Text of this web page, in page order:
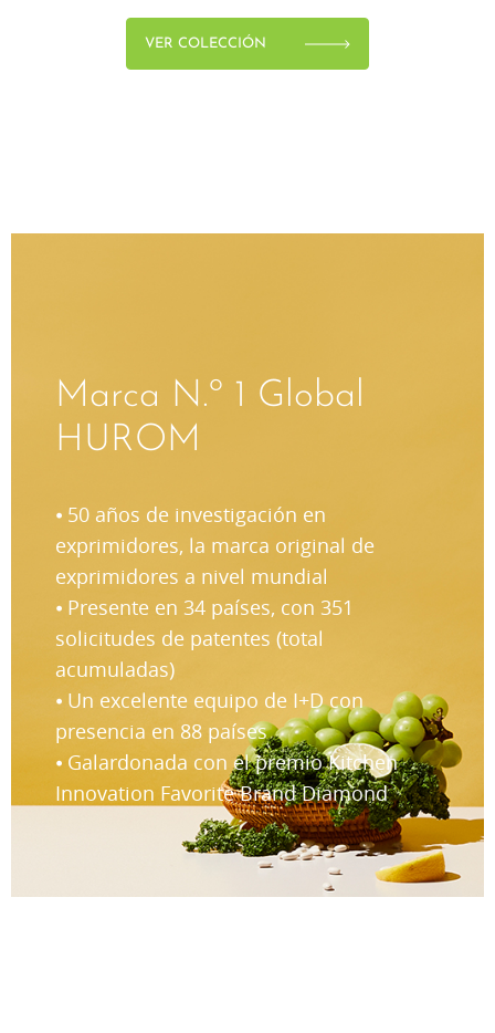
VER COLECCIÓN
Marca N.º 1 Global
HUROM
⦁ 50 años de investigación en
exprimidores, la marca original de
exprimidores a nivel mundial
⦁ Presente en 34 países, con 351
solicitudes de patentes (total
acumuladas)
⦁ Un excelente equipo de I+D con
presencia en 88 países
⦁ Galardonada con el premio Kitchen
Innovation Favorite Brand Diamond